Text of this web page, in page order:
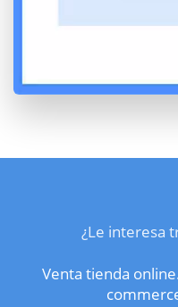
¿Le interesa
Venta tienda